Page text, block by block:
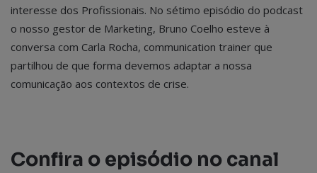
interesse dos Profissionais. No sétimo episódio do podcast
o nosso gestor de Marketing, Bruno Coelho esteve à
conversa com Carla Rocha, communication trainer que
partilhou de que forma devemos adaptar a nossa
comunicação aos contextos de crise.
Confira o episódio no canal